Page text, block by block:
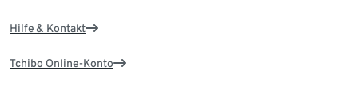
Hilfe & Kontakt
Tchibo Online-Konto